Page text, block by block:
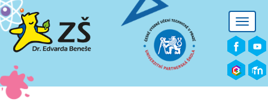
Přejít k hlavnímu obsahu
Toggle